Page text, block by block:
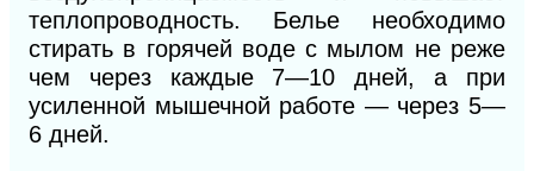
теплопроводность. Белье необходимо
стирать в горячей воде с мылом не реже
чем через каждые 7—10 дней, а при
усиленной мышечной работе — через 5—
6 дней.